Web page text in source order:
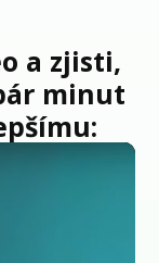
a zjisti,
minut